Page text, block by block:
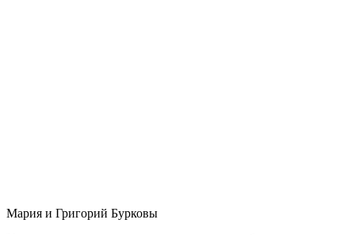
Мария и Григорий Бурковы